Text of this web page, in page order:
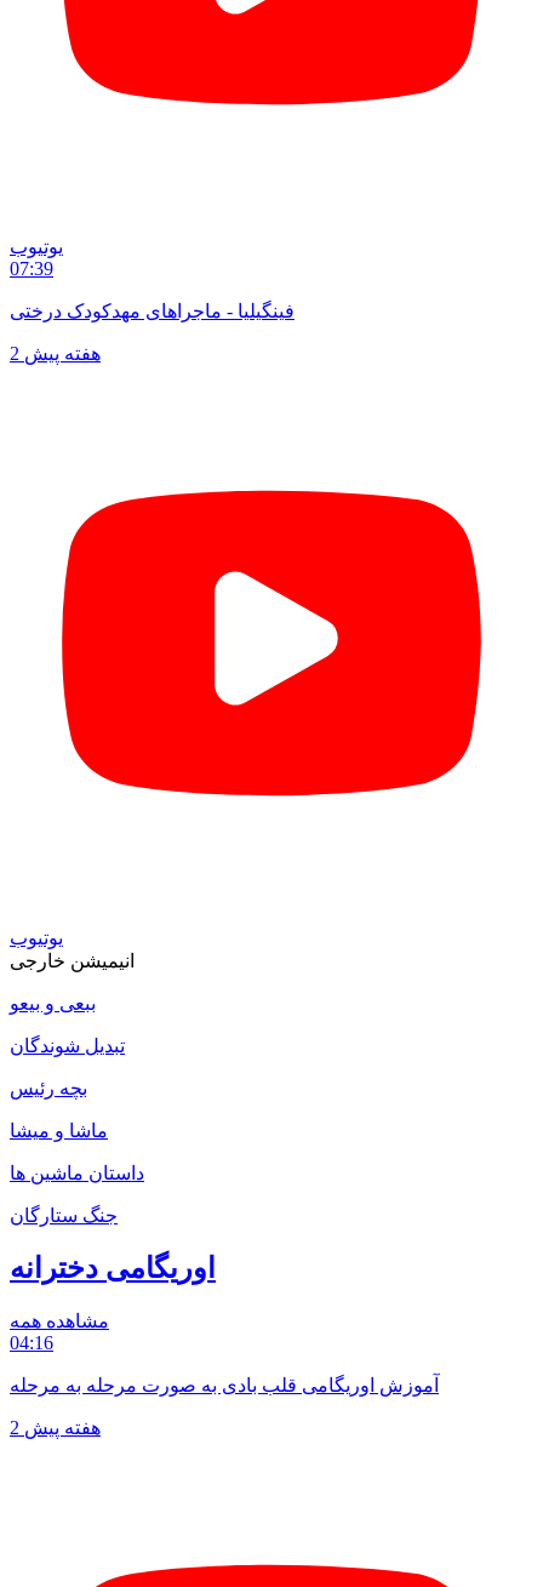
یوتیوب
07:39
فینگیلیا - ماجراهای مهدکودک درختی
2 هفته پیش
یوتیوب
انیمیشن خارجی
ببعی و بیعو
تبدیل شوندگان
بچه رئیس
ماشا و میشا
داستان ماشین ها
جنگ ستارگان
اوریگامی دخترانه
مشاهده همه
04:16
آموزش اوریگامی قلب بادی به صورت مرحله به مرحله
2 هفته پیش